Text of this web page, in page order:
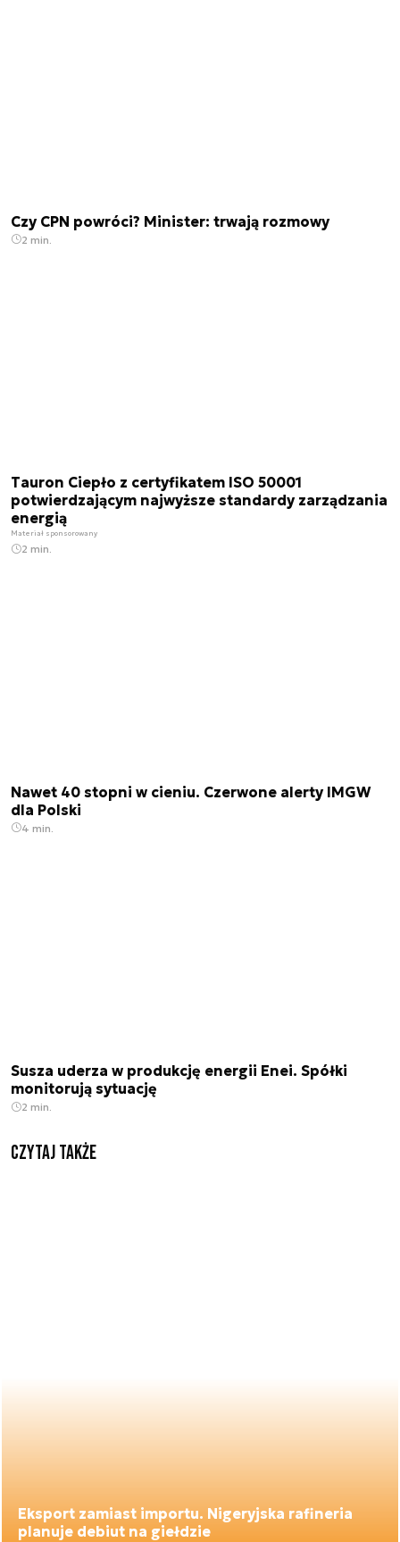
Czy CPN powróci? Minister: trwają rozmowy
2 min.
Tauron Ciepło z certyfikatem ISO 50001
potwierdzającym najwyższe standardy zarządzania
energią
Materiał sponsorowany
2 min.
Nawet 40 stopni w cieniu. Czerwone alerty IMGW
dla Polski
4 min.
Susza uderza w produkcję energii Enei. Spółki
monitorują sytuację
2 min.
Czytaj także
Eksport zamiast importu. Nigeryjska rafineria
planuje debiut na giełdzie